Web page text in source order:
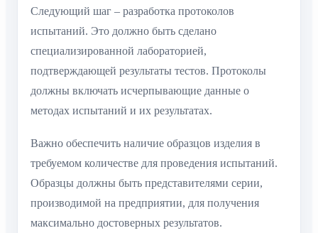
Следующий шаг – разработка протоколов
испытаний. Это должно быть сделано
специализированной лабораторией,
подтверждающей результаты тестов. Протоколы
должны включать исчерпывающие данные о
методах испытаний и их результатах.
Важно обеспечить наличие образцов изделия в
требуемом количестве для проведения испытаний.
Образцы должны быть представителями серии,
производимой на предприятии, для получения
максимально достоверных результатов.